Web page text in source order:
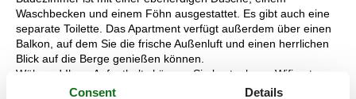
Waschbecken und einem Föhn ausgestattet. Es gibt auch eine
separate Toilette. Das Apartment verfügt außerdem über einen
Balkon, auf dem Sie die frische Außenluft und einen herrlichen
Blick auf die Berge genießen können.
Während Ihres Aufenthalts können Sie kostenloses Wifi nutzen
und Ihr Auto auf dem Parkplatz direkt vor dem Hotel abstellen.
Consent Details